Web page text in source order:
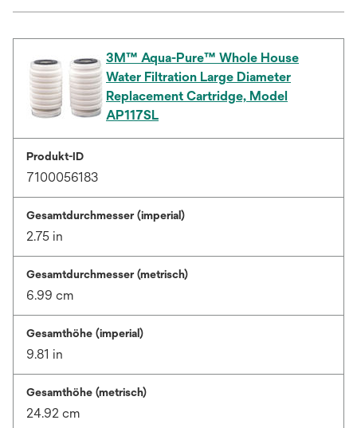
3M™ Aqua-Pure™ Whole House
Water Filtration Large Diameter
Replacement Cartridge, Model
AP117SL
Produkt-ID
7100056183
Gesamtdurchmesser (imperial)
2.75 in
Gesamtdurchmesser (metrisch)
6.99 cm
Gesamthöhe (imperial)
9.81 in
Gesamthöhe (metrisch)
24.92 cm